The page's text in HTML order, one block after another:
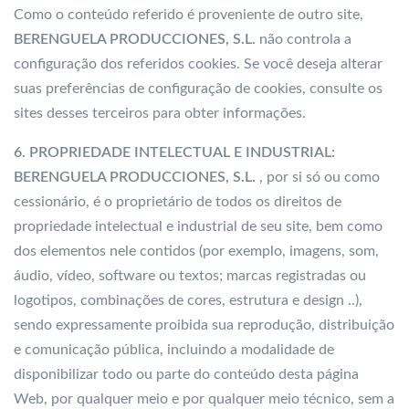
Como o conteúdo referido é proveniente de outro site,
BERENGUELA PRODUCCIONES, S.L. não controla a
configuração dos referidos cookies. Se você deseja alterar
suas preferências de configuração de cookies, consulte os
sites desses terceiros para obter informações.
6. PROPRIEDADE INTELECTUAL E INDUSTRIAL:
BERENGUELA PRODUCCIONES, S.L. , por si só ou como
cessionário, é o proprietário de todos os direitos de
propriedade intelectual e industrial de seu site, bem como
dos elementos nele contidos (por exemplo, imagens, som,
áudio, vídeo, software ou textos; marcas registradas ou
logotipos, combinações de cores, estrutura e design ..),
sendo expressamente proibida sua reprodução, distribuição
e comunicação pública, incluindo a modalidade de
disponibilizar todo ou parte do conteúdo desta página
Web, por qualquer meio e por qualquer meio técnico, sem a